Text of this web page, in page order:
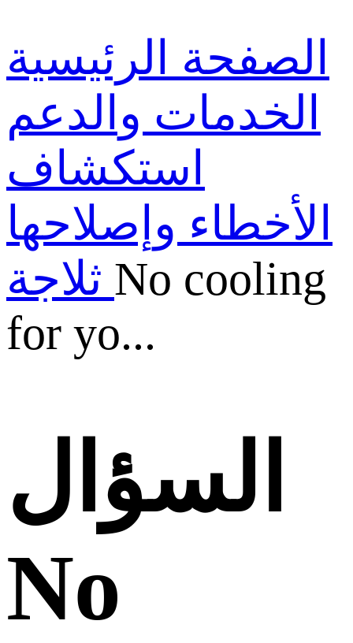
الصفحة الرئيسية
الخدمات والدعم
استكشاف
الأخطاء وإصلاحها
No cooling
for yo...
السؤال
No